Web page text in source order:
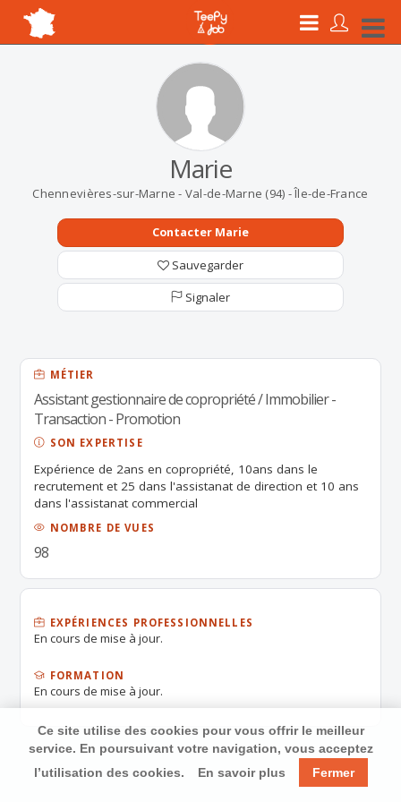
Marie
Chennevières-sur-Marne - Val-de-Marne (94) - Île-de-France
Contacter Marie
Sauvegarder
Signaler
MÉTIER
Assistant gestionnaire de copropriété / Immobilier -
Transaction - Promotion
SON EXPERTISE
Expérience de 2ans en copropriété, 10ans dans le
recrutement et 25 dans l'assistanat de direction et 10 ans
dans l'assistanat commercial
NOMBRE DE VUES
98
EXPÉRIENCES PROFESSIONNELLES
En cours de mise à jour.
FORMATION
En cours de mise à jour.
Ce site utilise des cookies pour vous offrir le meilleur
service. En poursuivant votre navigation, vous acceptez
l’utilisation des cookies.
En savoir plus Fermer